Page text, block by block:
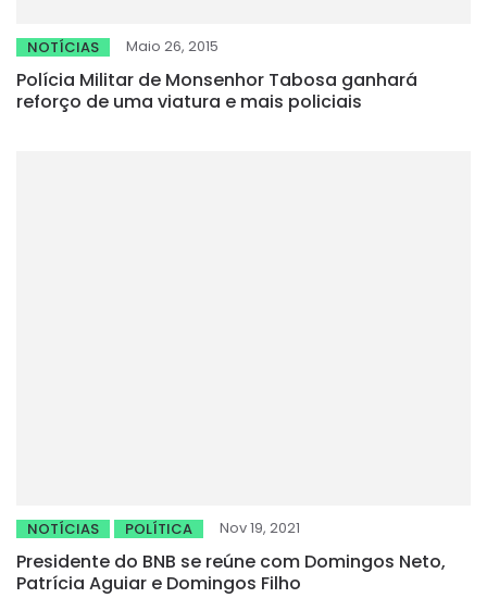
NOTÍCIAS Maio 26, 2015
Polícia Militar de Monsenhor Tabosa ganhará
reforço de uma viatura e mais policiais
NOTÍCIAS POLÍTICA Nov 19, 2021
Presidente do BNB se reúne com Domingos Neto,
Patrícia Aguiar e Domingos Filho